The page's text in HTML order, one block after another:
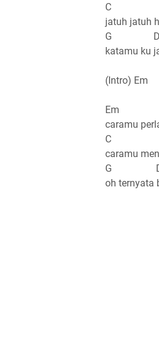
C
jatuh jatuh
G D
katamu ku
(Intro) Em
Em
caramu
C
caramu
G
oh ternyata